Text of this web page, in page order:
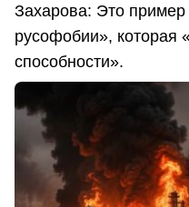
Захарова: Это пример
русофобии», которая
способности».